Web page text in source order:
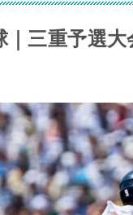
｜三重予選